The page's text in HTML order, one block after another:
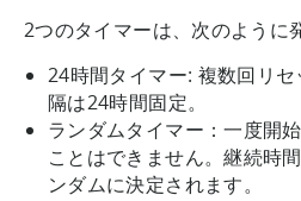
2つのタイマーは、次のように
24時間タイマー: 複数回リ
隔は24時間固定。
ランダムタイマー：一度開
ことはできません。継続時
ンダムに決定されます。